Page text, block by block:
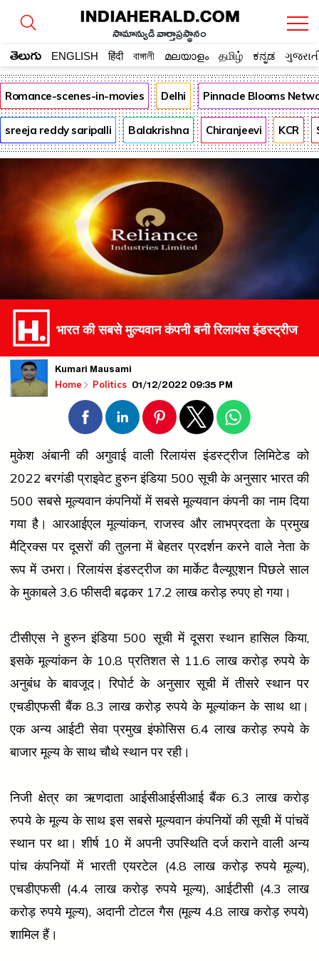
సామాన్యుడి వార్తాప్రస్థానం
తెలుగు ENGLISH हिंदी বাঙ্গালী മലയാളം தமிழ் ಕನ್ನಡ
Romance-scenes-in-movies Delhi Pinnacle Blooms
sreeja reddy saripalli Balakrishna Chiranjeevi KCR
भारत की सबसे मुल्यवान कंपनी बनी रिलायंस इंडस्ट्रीज
Kumari Mausami
Home Politics 01/12/2022 09:35 PM
मुकेश अंबानी की अगुवाई वाली रिलायंस इंडस्ट्रीज लिमिटेड को
2022 बरगंडी प्राइवेट हुरुन इंडिया 500 सूची के अनुसार भारत की
500 सबसे मूल्यवान कंपनियों में सबसे मूल्यवान कंपनी का नाम दिया
गया है। आरआईएल मूल्यांकन, राजस्व और लाभप्रदता के प्रमुख
मैट्रिक्स पर दूसरों की तुलना में बेहतर प्रदर्शन करने वाले नेता के
रूप में उभरा। रिलायंस इंडस्ट्रीज का मार्केट वैल्यूएशन पिछले साल
के मुकाबले 3.6 फीसदी बढ़कर 17.2 लाख करोड़ रुपए हो गया।
टीसीएस ने हुरुन इंडिया 500 सूची में दूसरा स्थान हासिल किया,
इसके मूल्यांकन के 10.8 प्रतिशत से 11.6 लाख करोड़ रुपये के
अनुबंध के बावजूद। रिपोर्ट के अनुसार सूची में तीसरे स्थान पर
एचडीएफसी बैंक 8.3 लाख करोड़ रुपये के मूल्यांकन के साथ था।
एक अन्य आईटी सेवा प्रमुख इंफोसिस 6.4 लाख करोड़ रुपये के
बाजार मूल्य के साथ चौथे स्थान पर रही।
निजी क्षेत्र का ऋणदाता आईसीआईसीआई बैंक 6.3 लाख करोड़
रुपये के मूल्य के साथ इस सबसे मूल्यवान कंपनियों की सूची में पांचवें
स्थान पर था। शीर्ष 10 में अपनी उपस्थिति दर्ज कराने वाली अन्य
पांच कंपनियों में भारती एयरटेल (4.8 लाख करोड़ रुपये मूल्य),
एचडीएफसी (4.4 लाख करोड़ रुपये मूल्य), आईटीसी (4.3 लाख
करोड़ रुपये मूल्य), अदानी टोटल गैस (मूल्य 4.8 लाख करोड़ रुपये)
शामिल हैं।